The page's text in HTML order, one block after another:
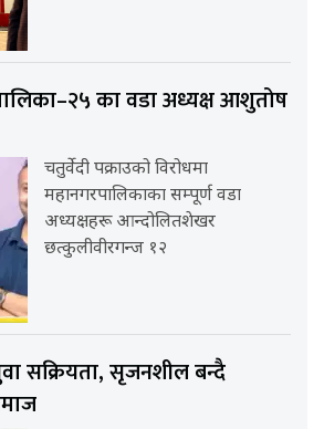
का वडा अध्यक्ष आशुतोष
चतुर्वेदी पक्राउको विरोधमा
महानगरपालिकाका सम्पूर्ण वडा
अध्यक्षहरू आन्दोलितशेखर
छत्कुलीवीरगन्ज १२
सक्रियता, सृजनशील बन्दै